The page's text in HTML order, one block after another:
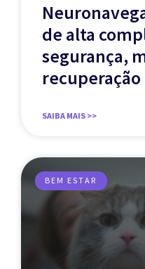
de alta
segurança,
SAIBA MAIS >>
BEM ESTAR